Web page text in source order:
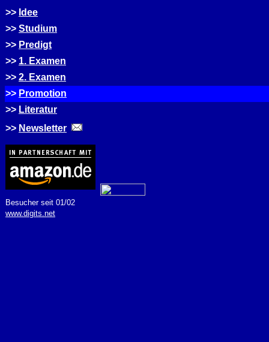
>> Idee
>> Studium
>> Predigt
>> 1. Examen
>> 2. Examen
>> Promotion
>> Literatur
>> Newsletter
Besucher seit 01/02
www.digits.net